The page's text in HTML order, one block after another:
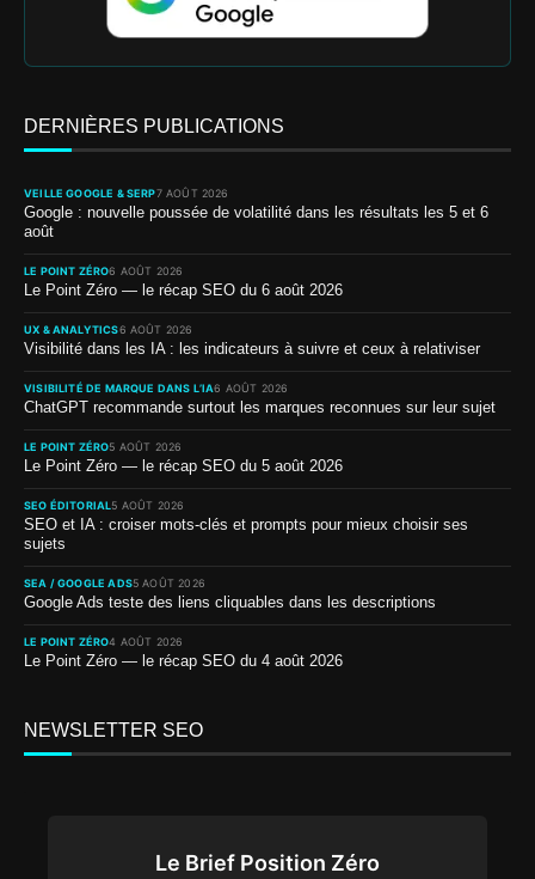
DERNIÈRES PUBLICATIONS
VEILLE GOOGLE & SERP7 AOÛT 2026
Google : nouvelle poussée de volatilité dans les résultats les 5 et 6
août
LE POINT ZÉRO6 AOÛT 2026
Le Point Zéro — le récap SEO du 6 août 2026
UX & ANALYTICS6 AOÛT 2026
Visibilité dans les IA : les indicateurs à suivre et ceux à relativiser
VISIBILITÉ DE MARQUE DANS L’IA6 AOÛT 2026
ChatGPT recommande surtout les marques reconnues sur leur sujet
LE POINT ZÉRO5 AOÛT 2026
Le Point Zéro — le récap SEO du 5 août 2026
SEO ÉDITORIAL5 AOÛT 2026
SEO et IA : croiser mots-clés et prompts pour mieux choisir ses
sujets
SEA / GOOGLE ADS5 AOÛT 2026
Google Ads teste des liens cliquables dans les descriptions
LE POINT ZÉRO4 AOÛT 2026
Le Point Zéro — le récap SEO du 4 août 2026
NEWSLETTER SEO
Le Brief Position Zéro